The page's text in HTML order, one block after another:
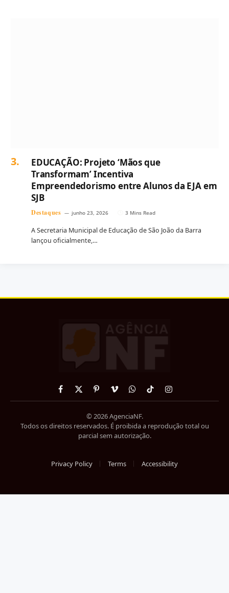
EDUCAÇÃO: Projeto ‘Mãos que
Transformam’ Incentiva
Empreendedorismo entre Alunos da EJA em
SJB
Destaques junho 23, 2026 3 Mins Read
A Secretaria Municipal de Educação de São João da Barra
lançou oficialmente,…
Facebook
X
(Twitter)
PinterestVimeoWhatsApp
TikTokInstagram
© 2026 AgenciaNF.
Todos os direitos reservados. É proibida a reprodução total ou
parcial sem autorização.
Privacy Policy Terms Accessibility